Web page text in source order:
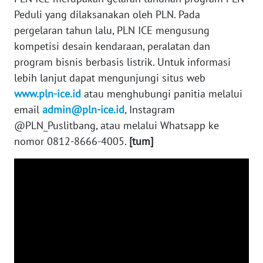
Peduli yang dilaksanakan oleh PLN. Pada
pergelaran tahun lalu, PLN ICE mengusung
kompetisi desain kendaraan, peralatan dan
program bisnis berbasis listrik. Untuk informasi
lebih lanjut dapat mengunjungi situs web
www.pln-ice.id atau menghubungi panitia melalui
email admin@pln-ice.id, Instagram
@PLN_Puslitbang, atau melalui Whatsapp ke
nomor 0812-8666-4005. [tum]
KALTARA
WN
KALSEL
WN
KALTIM